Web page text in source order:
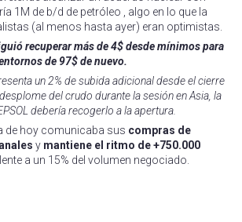
1M de b/d de petróleo , algo en lo que la
(al menos hasta ayer) eran optimistas.
recuperar más de 4$ desde mínimos para
de 97$ de nuevo.
un 2% de subida adicional desde el cierre
del crudo durante la sesión en Asia, la
debería recogerlo a la apertura.
de hoy comunicaba sus compras de
y mantiene el ritmo de +750.000
a un 15% del volumen negociado.